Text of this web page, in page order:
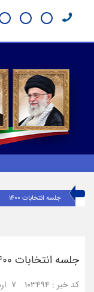
جلسه انتخابات ١۴٠٠
جلسه انتخابات ١۴٠٠
کد خبر : 103494
7 اردیبهشت 1400